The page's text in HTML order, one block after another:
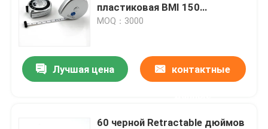
пластиковая BMI 150
сантиметров для здоровья
MOQ：3000
Лучшая цена контактные
60 черной Retractable дюймов